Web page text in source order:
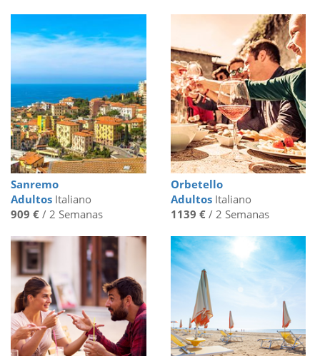
Sanremo
Adultos Italiano
909 € / 2 Semanas
Orbetello
AdultosItaliano
1139 €/ 2 Semanas